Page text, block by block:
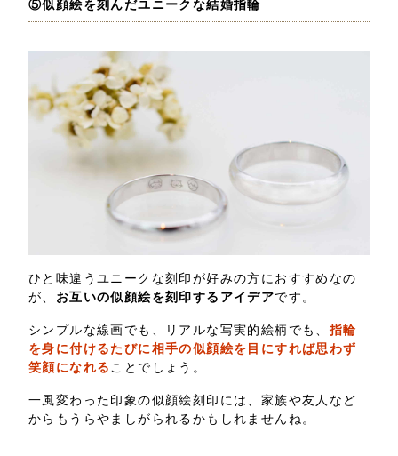
⑤似顔絵を刻んだユニークな結婚指輪
ひと味違うユニークな刻印が好みの方におすすめなの
が、 お互いの似顔絵を刻印するアイデアです。
シンプルな線画でも、リアルな写実的絵柄でも、 指輪
を身に付けるたびに相手の似顔絵を目にすれば思わず
笑顔になれることでしょう。
一風変わった印象の似顔絵刻印には、家族や友人など
からもうらやましがられるかもしれませんね。